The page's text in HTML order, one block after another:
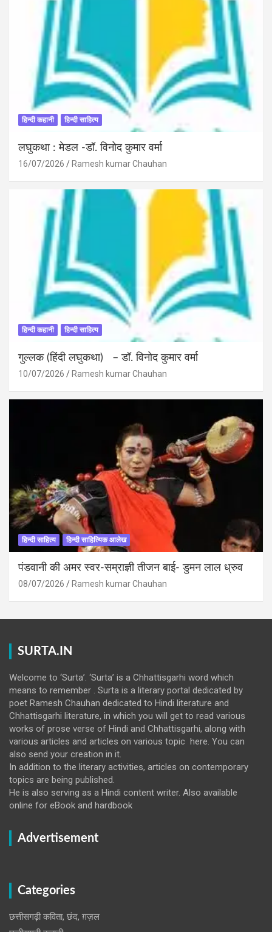
हिन्दी कहानी हिन्दी साहित्य
लघुकथा : मेडल -डॉ. विनोद कुमार वर्मा
16/07/2026 Ramesh kumar Chauhan
हिन्दी कहानी हिन्दी साहित्य
गुल्लक (हिंदी लघुकथा) – डॉ. विनोद कुमार वर्मा
10/07/2026 Ramesh kumar Chauhan
हिन्दी साहित्य हिन्दी साहित्यिक आलेख
पंडवानी की अमर स्वर-सम्राज्ञी तीजन बाई- डुमन लाल ध्रुव
08/07/2026 Ramesh kumar Chauhan
SURTA.IN
Welcome to ‘Surta’. ‘Surta’ is a Chhattisgarhi word which
means to remember . Surta is a literary portal dedicated by
poet Ramesh Chauhan dedicated to Hindi literature and
Chhattisgarhi literature, in which you will get to read various
works of prose verse of Hindi and Chhattisgarhi, along with
various articles and articles on various topic here. You can
also send your creation in it.
In addition to the literary activities, articles on contemporary
topics are being published.
He is also serving as a Hindi content writer. Also available
online for eBook and hardbook
Advertisement
Categories
छत्तीसगढ़ी कविता, छंद, ग़ज़ल